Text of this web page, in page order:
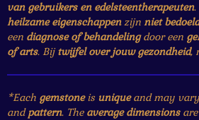
van gebruikers en edelsteentherapeuten.
heilzame eigenschappenzijn niet
een diagnose of behandelingdoor een
of arts. Bijtwijfel over jouw gezondheid,
*Each gemstoneis uniqueand may
andpattern. The average dimensionsare